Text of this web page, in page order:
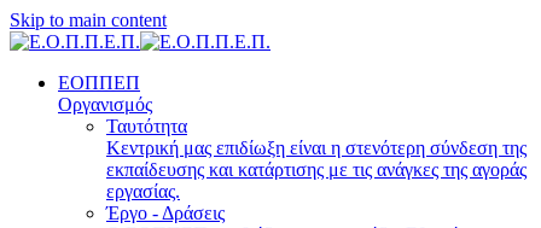
Skip to main content
ΕΟΠΠΕΠ
Οργανισμός
Ταυτότητα
Κεντρική μας επιδίωξη είναι η στενότερη σύνδεση της
εκπαίδευσης και κατάρτισης με τις ανάγκες της αγοράς
εργασίας.
Έργο - Δράσεις